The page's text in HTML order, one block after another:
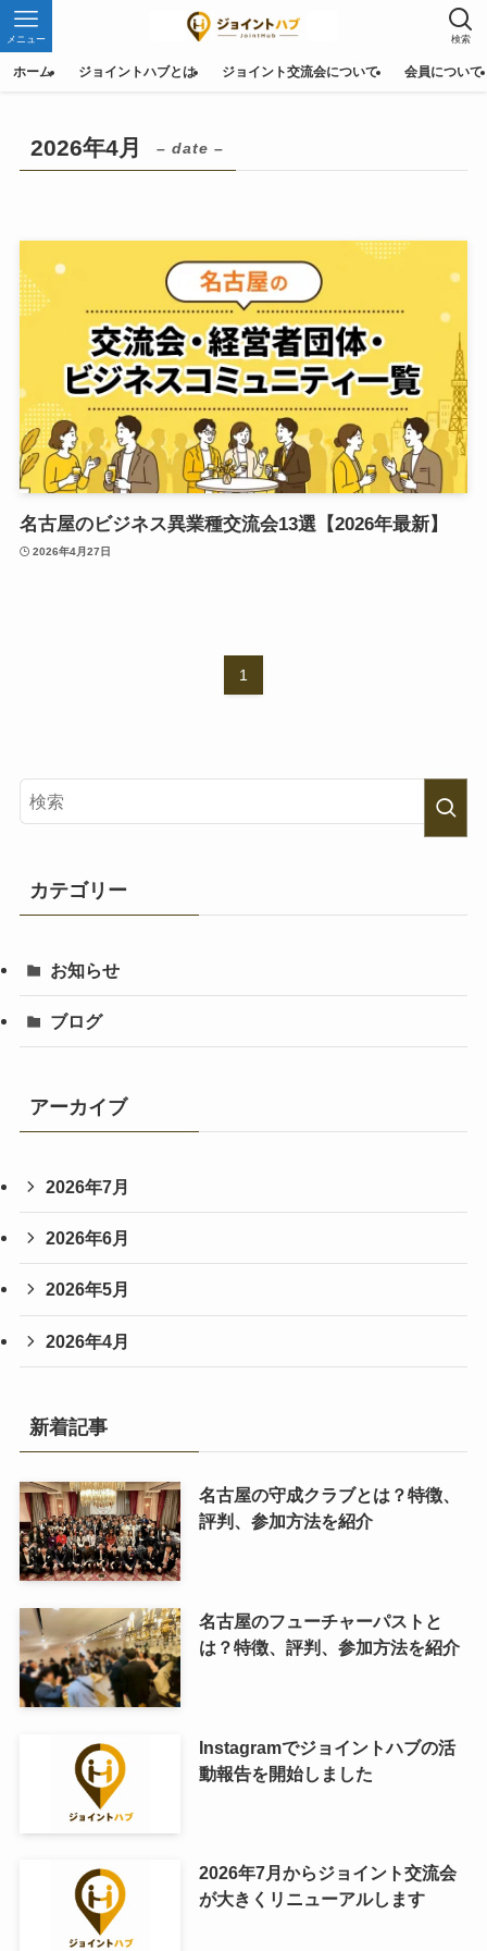
検索
メニュー
ホーム ジョイントハブとは ジョイント交流会について 会員について
2026年4月 – date –
名古屋のビジネス異業種交流会13選【2026年最新】
2026年4月27日
1
カテゴリー
お知らせ
ブログ
アーカイブ
2026年7月
2026年6月
2026年5月
2026年4月
新着記事
名古屋の守成クラブとは？特徴、
評判、参加方法を紹介
名古屋のフューチャーパストと
は？特徴、評判、参加方法を紹介
Instagramでジョイントハブの活
動報告を開始しました
2026年7月からジョイント交流会
が大きくリニューアルします